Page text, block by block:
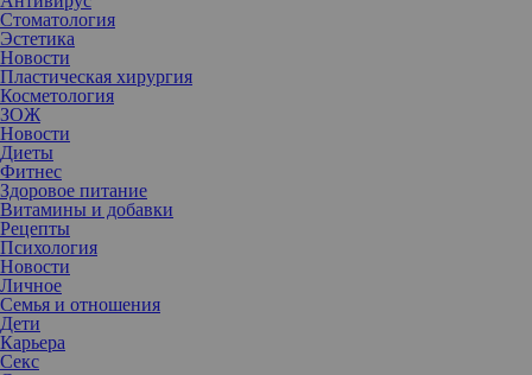
Стоматология
Эстетика
Новости
Пластическая хирургия
Косметология
ЗОЖ
Новости
Диеты
Фитнес
Здоровое питание
Витамины и добавки
Рецепты
Психология
Новости
Личное
Семья и отношения
Дети
Карьера
Секс